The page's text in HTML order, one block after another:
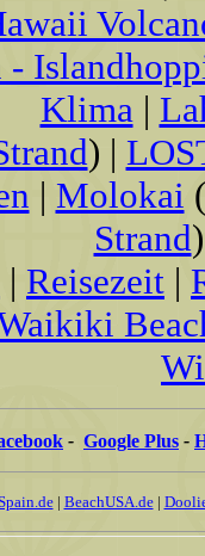
-
Klima|
) |
| Molokai (
Strand
| Reisezeit |
- Google Plus -
| BeachUSA.de|